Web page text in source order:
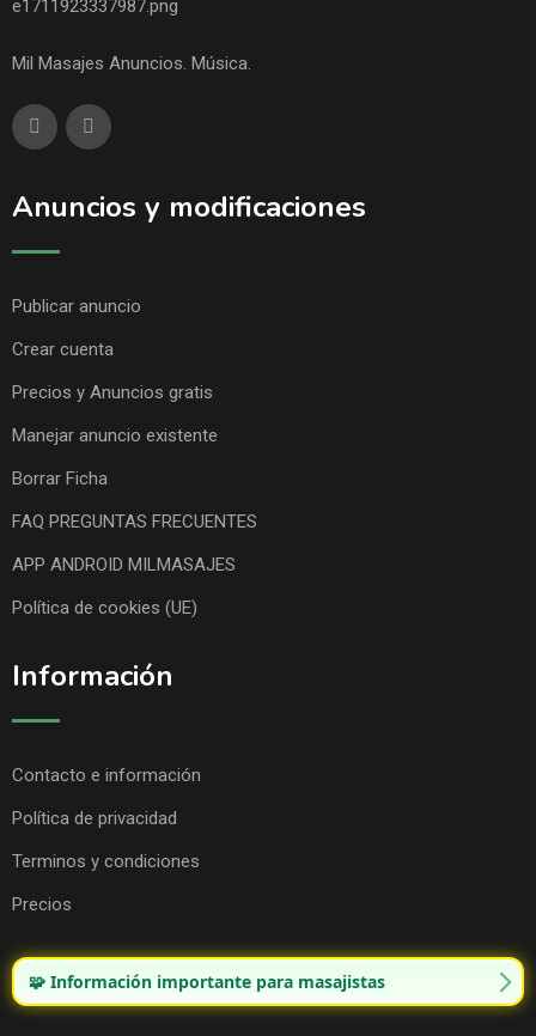
Mil Masajes Anuncios. Música.
Anuncios y modificaciones
Publicar anuncio
Crear cuenta
Precios y Anuncios gratis
Manejar anuncio existente
Borrar Ficha
FAQ PREGUNTAS FRECUENTES
APP ANDROID MILMASAJES
Política de cookies (UE)
Información
Contacto e información
Política de privacidad
Terminos y condiciones
Precios
🧩 Información importante para masajistas